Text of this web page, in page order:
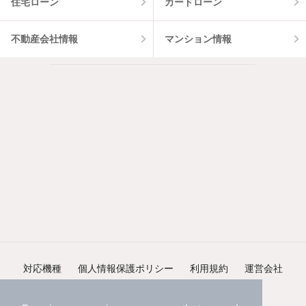
不動産会社情報 マンション情報
対応機種 個人情報保護ポリシー 利用規約 運営会社